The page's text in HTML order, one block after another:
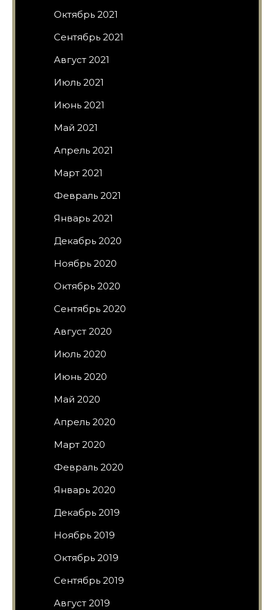
Октябрь 2021
Сентябрь 2021
Август 2021
Июль 2021
Июнь 2021
Май 2021
Апрель 2021
Март 2021
Февраль 2021
Январь 2021
Декабрь 2020
Ноябрь 2020
Октябрь 2020
Сентябрь 2020
Август 2020
Июль 2020
Июнь 2020
Май 2020
Апрель 2020
Март 2020
Февраль 2020
Январь 2020
Декабрь 2019
Ноябрь 2019
Октябрь 2019
Сентябрь 2019
Август 2019